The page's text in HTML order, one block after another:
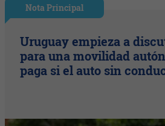
Nota Principal
Uruguay empieza a
para una movilidad
paga si el auto sin